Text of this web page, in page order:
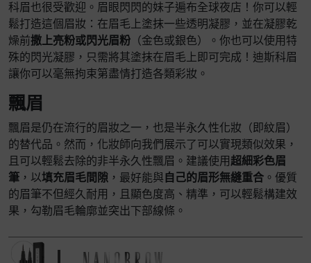
科眉也很受歡迎。眉眼閃閃的妹子遍布全球夜店！你可以輕
鬆打造這個眉妝：在眉毛上塗抹一些透明凝膠，並在凝膠乾
燥前撒上亮粉或閃光眉粉 （金色或銀色）。你也可以使用特
殊的閃光凝膠，只需將其塗抹在眉毛上即可完成！迪斯科眉
讓你可以毫無拘束第盡情打造各類彩妝。
飄眉
飄眉是仍在流行的眉妝之一，也是半永久性化妝（即紋眉）
的替代品。然而，化妝師向我們展示了可以實現類似效果，
且可以輕鬆去除的非半永久性飄眉。建議使用 超細彩色眉
筆 ，以填充眉毛間隙 ，最好能與 自己的眉形無縫重合 。優質
的眉筆不但經久耐用，且顯色度高、精準，可以輕鬆構建效
果，勾勒眉毛輪廓並突出下部線條。